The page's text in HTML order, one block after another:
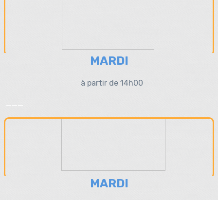
MARDI
à partir de 14h00
___
MARDI